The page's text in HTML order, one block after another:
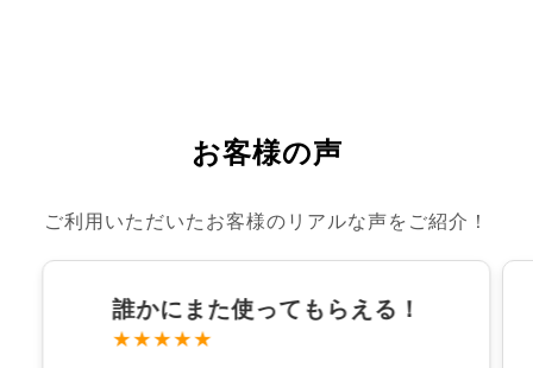
お客様の声
ご利用いただいたお客様のリアルな声をご紹介！
誰かにまた使ってもらえる！
★★★★★